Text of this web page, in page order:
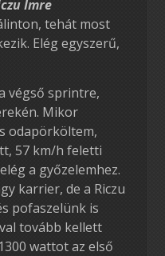
Imre
tehát most
Elég egyszerű,
végső sprintre,
Mikor
odapörköltem,
57 km/h feletti
a győzelemhez.
karrier, de a Riczu
pofaszelünk is
tovább kellett
wattot az első